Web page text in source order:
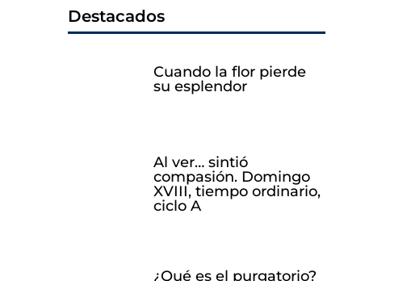
Destacados
Cuando la flor pierde
su esplendor
Al ver… sintió
compasión. Domingo
XVIII, tiempo ordinario,
ciclo A
¿Qué es el purgatorio?